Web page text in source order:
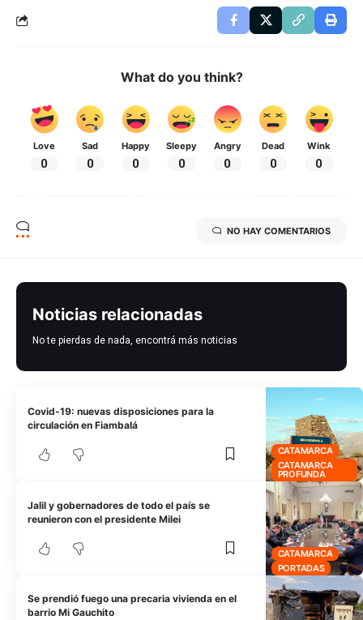
What do you think?
Love
0
Sad
0
Happy
0
Sleepy
0
Angry
0
Dead
0
Wink
0
NO HAY COMENTARIOS
Noticias relacionadas
No te pierdas de nada, encontrá más noticias
CATAMARCA
CATAMARCA
PROFUNDA
Covid-19: nuevas disposiciones para la
circulación en Fiambalá
CATAMARCA
PORTADAS
Jalil y gobernadores de todo el país se
reunieron con el presidente Milei
Se prendió fuego una precaria vivienda en el
barrio Mi Gauchito